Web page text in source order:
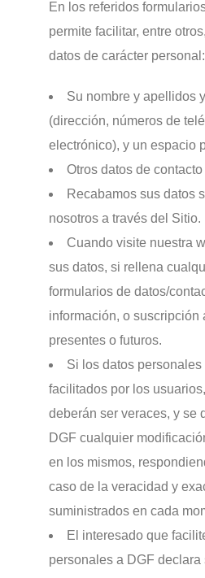
En los referidos
permite facilitar, entre
datos de carácter personal:
Su nombre y apellidos
(dirección, números de
electrónico), y un espacio
Otros datos de
Recabamos sus datos
nosotros a través del Sitio.
Cuando visite nuestra
sus datos, si rellena
formularios de datos/
información, o suscripción
presentes o futuros.
Si los datos
facilitados por los
deberán ser veraces, y se
DGF cualquier
en los mismos,
caso de la veracidad y
suministrados en cada
El interesado que
personales a DGF declara